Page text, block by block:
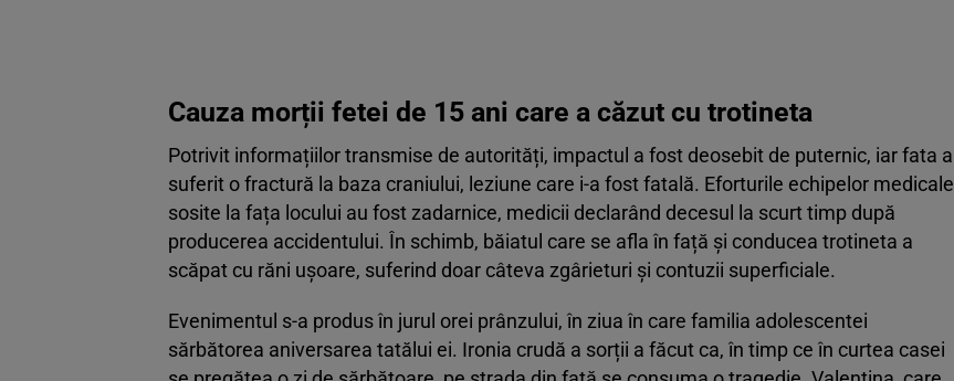
Cauza morții fetei de 15 ani care a căzut cu trotineta
Potrivit informațiilor transmise de autorități, impactul a fost deosebit de puternic, iar fata a
suferit o fractură la baza craniului, leziune care i-a fost fatală. Eforturile echipelor medicale
sosite la fața locului au fost zadarnice, medicii declarând decesul la scurt timp după
producerea accidentului. În schimb, băiatul care se afla în față și conducea trotineta a
scăpat cu răni ușoare, suferind doar câteva zgârieturi și contuzii superficiale.
Evenimentul s-a produs în jurul orei prânzului, în ziua în care familia adolescentei
sărbătorea aniversarea tatălui ei. Ironia crudă a sorții a făcut ca, în timp ce în curtea casei